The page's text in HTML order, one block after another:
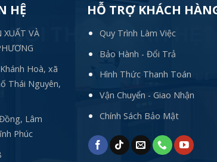
HỆ
XUẤT VÀ
Hoà, xã
Thái Nguyên,
Lâm
Phúc
HỖ TRỢ KHÁCH
Quy Trình Làm Việc
Bảo Hành - Đổi Trả
Hình Thức Thanh Toán
Vận Chuyển - Giao Nhận
Chính Sách Bảo Mật